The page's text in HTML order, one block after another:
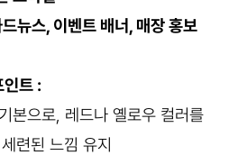
뉴스, 이벤트 배너, 매장 홍보
인트 :
본으로, 레드나 옐로우 컬러를
련된 느낌 유지